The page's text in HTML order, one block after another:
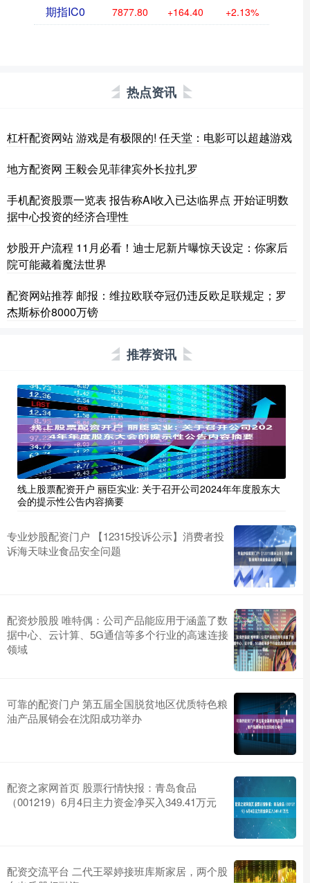
期指IC0 7877.80 +164.40 +2.13%
热点资讯
杠杆配资网站 游戏是有极限的! 任天堂：电影可以超越游戏
地方配资网 王毅会见菲律宾外长拉扎罗
手机配资股票一览表 报告称AI收入已达临界点 开始证明数
据中心投资的经济合理性
炒股开户流程 11月必看！迪士尼新片曝惊天设定：你家后
院可能藏着魔法世界
配资网站推荐 邮报：维拉欧联夺冠仍违反欧足联规定；罗
杰斯标价8000万镑
推荐资讯
线上股票配资开户 丽臣实业: 关于召开公司2024年年度股东大
会的提示性公告内容摘要
专业炒股配资门户 【12315投诉公示】消费者投
诉海天味业食品安全问题
配资炒股股 唯特偶：公司产品能应用于涵盖了数
据中心、云计算、5G通信等多个行业的高速连接
领域
可靠的配资门户 第五届全国脱贫地区优质特色粮
油产品展销会在沈阳成功举办
配资之家网首页 股票行情快报：青岛食品
（001219）6月4日主力资金净买入349.41万元
配资交流平台 二代王翠婷接班库斯家居，两个股